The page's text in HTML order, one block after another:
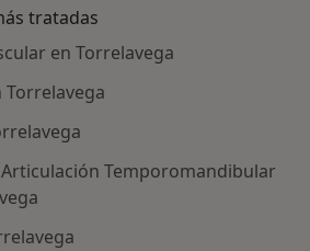
tratadas
en Torrelavega
Temporomandibular